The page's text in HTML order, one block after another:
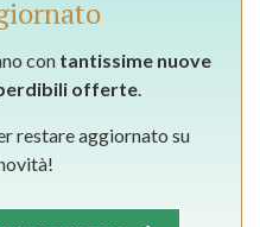
con tantissime nuove
offerte.
restare aggiornato su